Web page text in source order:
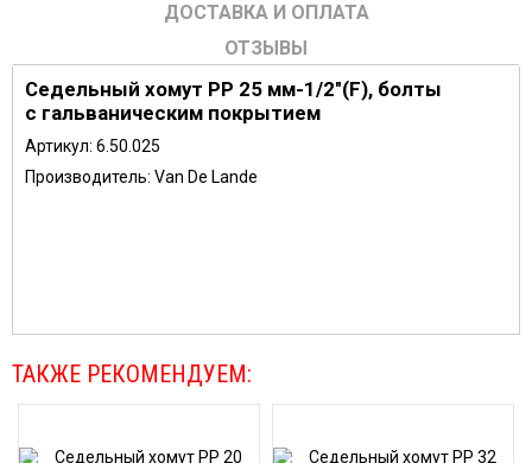
ДОСТАВКА И ОПЛАТА
ОТЗЫВЫ
Седельный хомут PP 25 мм-1/2"(F), болты
с гальваническим покрытием
Артикул: 6.50.025
Производитель: Van De Lande
ТАКЖЕ РЕКОМЕНДУЕМ: